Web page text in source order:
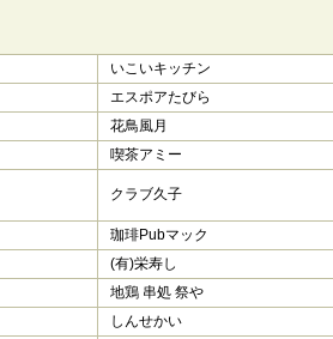
いこいキッチン
エスポアたびら
花鳥風月
喫茶アミー
クラブ久子
珈琲Pubマック
(有)栄寿し
地鶏 串処 祭や
しんせかい